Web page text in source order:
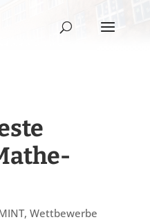
, Wettbewerbe